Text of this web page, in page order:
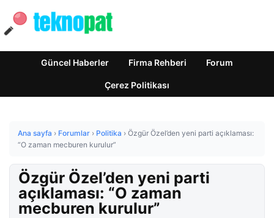
Güncel Haberler Firma Rehberi Forum
Çerez Politikası
Ana sayfa › Forumlar › Politika › Özgür Özel’den yeni parti açıklaması:
“O zaman mecburen kurulur”
Özgür Özel’den yeni parti
açıklaması: “O zaman
mecburen kurulur”